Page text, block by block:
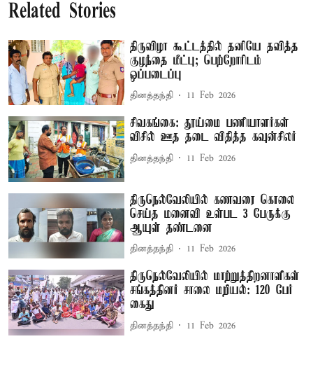
Related Stories
திருவிழா கூட்டத்தில் தனியே தவித்த
குழந்தை மீட்பு; பெற்றோரிடம்
ஒப்படைப்பு
தினத்தந்தி 11 Feb 2026
சிவகங்கை: தூய்மை பணியாளர்கள்
விசில் ஊத தடை விதித்த கவுன்சிலர்
தினத்தந்தி 11 Feb 2026
திருநெல்வேலியில் கணவரை கொலை
செய்த மனைவி உள்பட 3 பேருக்கு
ஆயுள் தண்டனை
தினத்தந்தி 11 Feb 2026
திருநெல்வேலியில் மாற்றுத்திறனாளிகள்
சங்கத்தினர் சாலை மறியல்: 120 பேர்
கைது
தினத்தந்தி 11 Feb 2026